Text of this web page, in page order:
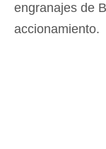
engranajes de
accionamiento.